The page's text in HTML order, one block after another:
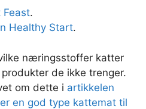
Feast.
Healthy Start.
næringsstoffer katter
de ikke trenger.
om dette i artikkelen
en god type kattemat til